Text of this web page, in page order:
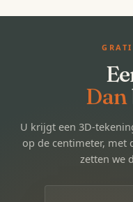
Dan
U krijgt een 3D-
op de centimeter, met
zetten we